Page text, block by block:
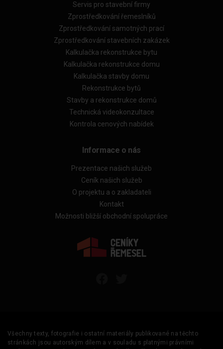
Servis pro stavební firmy
Zprostředkování řemeslníků
Zprostředkování samotných prací
Zprostředkování stavebních zakázek
Kalkulačka rekonstrukce bytu
Kalkulačka rekonstrukce domu
Kalkulačka stavby domu
Rekonstrukce bytů
Stavby a rekonstrukce domů
Technická videokonzultace
Kontrola cenových nabídek
Informace o nás
Prezentace našich služeb
Ceník našich služeb
O projektu a o zakladateli
Kontakt
Možnosti bližší obchodní spolupráce
Všechny texty, fotografie i ostatní materiály publikované na těchto
stránkách jsou autorským dílem a v souladu s platnými právními